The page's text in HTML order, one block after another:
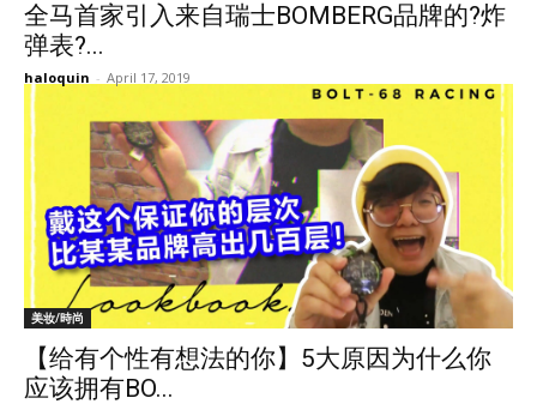
全马首家引入来自瑞士BOMBERG品牌的?炸
弹表?...
haloquin - April 17, 2019
美妆/時尚
【给有个性有想法的你】5大原因为什么你
应该拥有BO...